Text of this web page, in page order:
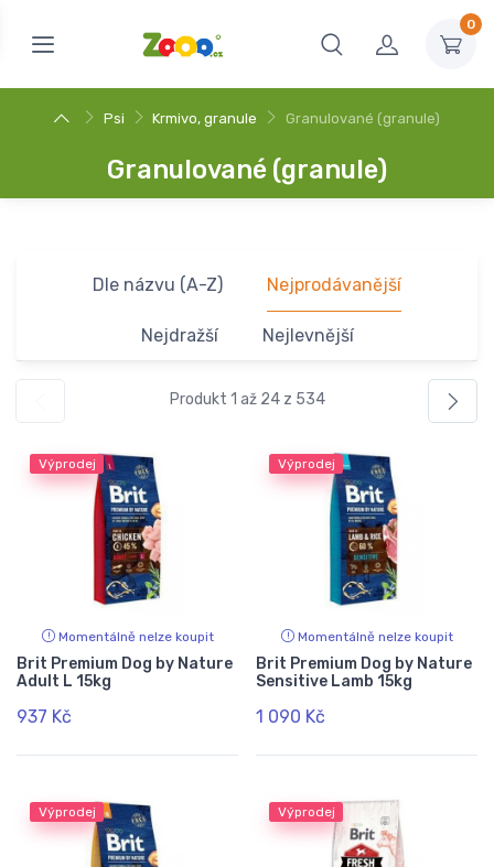
0
Psi Krmivo, granule Granulované (granule)
Granulované (granule)
Dle názvu (A-Z) Nejprodávanější
Nejdražší Nejlevnější
Produkt 1 až 24 z 534
Výprodej
Momentálně nelze koupit
Brit Premium Dog by Nature
Adult L 15kg
937 Kč
Výprodej
Momentálně nelze koupit
Brit Premium Dog by Nature
Sensitive Lamb 15kg
1 090 Kč
Výprodej Výprodej